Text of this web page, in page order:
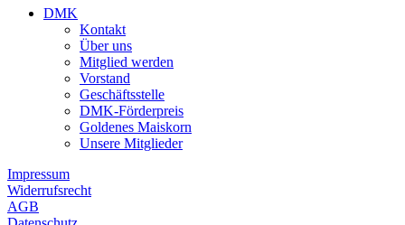
DMK
Kontakt
Über uns
Mitglied werden
Vorstand
Geschäftsstelle
DMK-Förderpreis
Goldenes Maiskorn
Unsere Mitglieder
Impressum
Widerrufsrecht
AGB